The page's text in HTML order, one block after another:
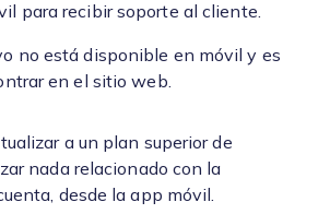
para recibir soporte al cliente.
no está disponible en móvil y es
en el sitio web.
a un plan superior de
nada relacionado con la
desde la app móvil.